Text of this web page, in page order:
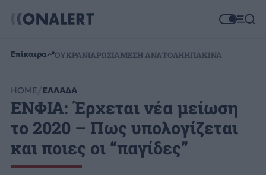
Επίκαιρα ΟΥΚΡΑΝΙΑΡΩΣΙΑΜΕΣΗ ΑΝΑΤΟΛΗΗΠΑΚΙΝΑ
HOME ΕΛΛΑΔΑ
ΕΝΦΙΑ: Έρχεται νέα μείωση
το 2020 – Πως υπολογίζεται
και ποιες οι “παγίδες”